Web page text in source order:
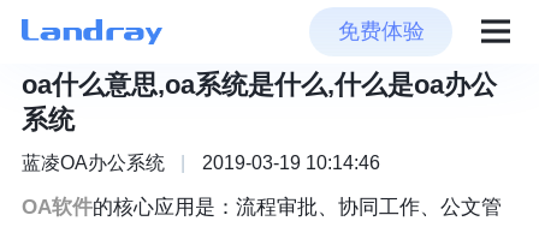
免费体验
oa什么意思,oa系统是什么,什么是oa办公
系统
蓝凌OA办公系统 2019-03-19 10:14:46
OA软件的核心应用是：流程审批、协同工作、公文管